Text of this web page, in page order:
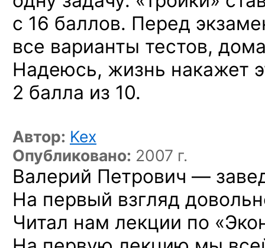
с 16 баллов. Перед
все варианты тестов,
Надеюсь, жизнь накажет
2 балла из 10.
Автор: Kex
Опубликовано: 2007 г.
Валерий Петрович —
На первый взгляд
Читал нам лекции по